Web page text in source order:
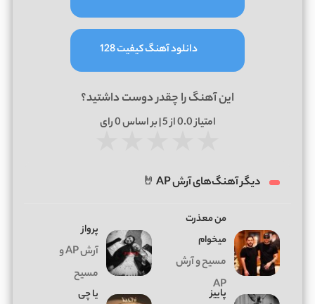
دانلود آهنگ کیفیت 128
این آهنگ را چقدر دوست داشتید؟
امتیاز0.0از 5 | بر اساس 0رای
دیگر آهنگ‌های آرش AP 🤘
من معذرت
میخوام
مسیح و آرش
AP
پرواز
آرش AP و
مسیح
پاییز
یا چی